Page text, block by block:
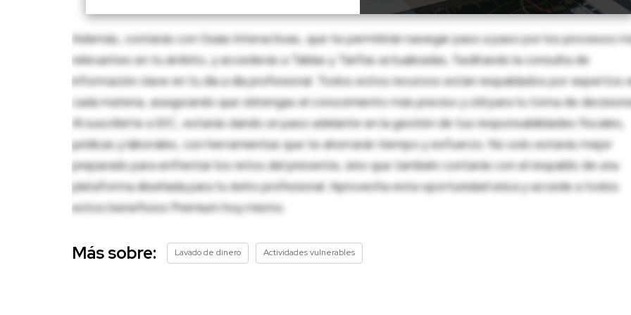
Además, contarás con Guías Interactivas, que te permitirán navegar paso a paso por los procesos
relevantes en tu ámbito, y accederás a Tablas y Tarifas actualizadas, facilitando la consulta de
información clave en tu día a día profesional. Todos estos recursos están respaldados por expertos
cada materia, asegurando que obtengas el conocimiento más preciso y útil para tu toma de
Al suscribirte a IDC, estarás dando un paso adelante en la gestión de tus responsabilidades fiscales,
jurídicas y laborales, con herramientas que te ahorrarán tiempo y esfuerzo. No solo estarás mejor
preparado para enfrentar los retos del presente, sino que también contarás con el respaldo de una
plataforma diseñada para tu éxito profesional. Aprovecha esta oportunidad única y accede a todos
estos beneficios Premium hoy mismo.
Más sobre: Lavado de dinero Actividades vulnerables